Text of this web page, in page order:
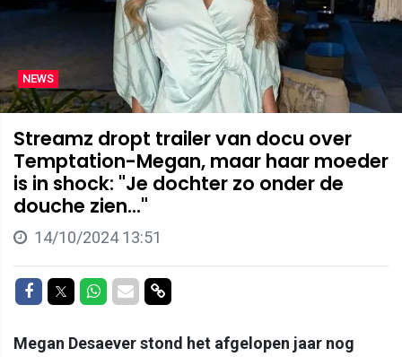
NEWS
Streamz dropt trailer van docu over
Temptation-Megan, maar haar moeder
is in shock: "Je dochter zo onder de
douche zien..."
14/10/2024 13:51
Delen op Facebook
Delen op Twitter
Delen op Whatsapp
Delen via Mail
Delen via link
Megan Desaever stond het afgelopen jaar nog